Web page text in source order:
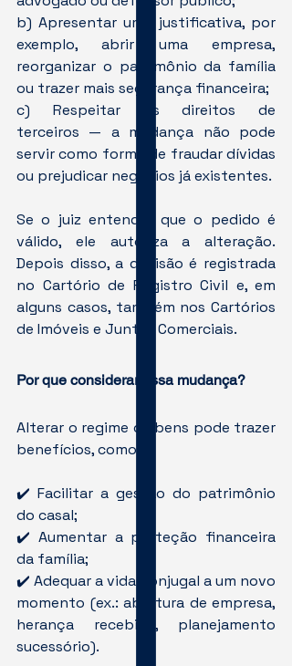
b) Apresentar uma justificativa, por
exemplo, abrir uma empresa,
reorganizar o patrimônio da família
ou trazer mais segurança financeira;
c) Respeitar os direitos de
terceiros — a mudança não pode
servir como forma de fraudar dívidas
ou prejudicar negócios já existentes.
Se o juiz entender que o pedido é
válido, ele autoriza a alteração.
Depois disso, a decisão é registrada
no Cartório de Registro Civil e, em
alguns casos, também nos Cartórios
de Imóveis e Juntas Comerciais.
Por que considerar essa mudança?
Alterar o regime de bens pode trazer
benefícios, como:
✔️ Facilitar a gestão do patrimônio
do casal;
✔️ Aumentar a proteção financeira
da família;
✔️ Adequar a vida conjugal a um novo
momento (ex.: abertura de empresa,
herança recebida, planejamento
sucessório).